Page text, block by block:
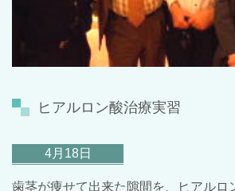
ヒアルロン酸治療実習
4月18日
歯茎が痩せて出来た隙間を、ヒアルロ